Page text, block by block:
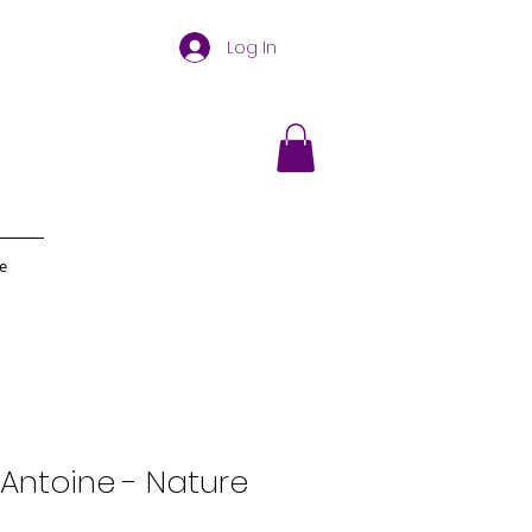
Log In
- Nature